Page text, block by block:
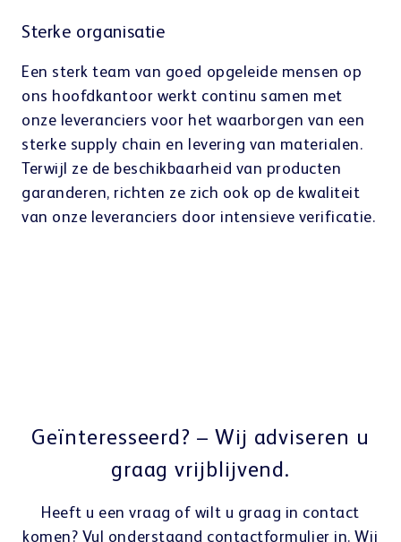
Sterke organisatie
Een sterk team van goed opgeleide mensen op
ons hoofdkantoor werkt continu samen met
onze leveranciers voor het waarborgen van een
sterke supply chain en levering van materialen.
Terwijl ze de beschikbaarheid van producten
garanderen, richten ze zich ook op de kwaliteit
van onze leveranciers door intensieve verificatie.
Een betrouwbare oplossing op elke manier
Onze oplossingen draaien met een gemiddelde
machinebetrouwbaarheid van 99,9% door een
intensief kwaliteitsmanagement. Alle materialen
worden gecontroleerd en getest, bijvoorbeeld de
picking head, voordat ze in de robot worden
geplaatst in speciale teststations in onze
productie. Om ervoor te zorgen dat in het geval
Meer dan 70 patenten wereldwijd
Het ontwikkelen van innovaties voor de patiënt
en onze klanten is wat ons dag na dag drijft.
Onze ontwikkelaars werken onvermoeibaar aan
innovatieve producten om de nieuwe
uitdagingen in de gezondheidszorg en andere
sectoren het hoofd te bieden.
Geïnteresseerd? – Wij adviseren u
graag vrijblijvend.
Heeft u een vraag of wilt u graag in contact
komen? Vul onderstaand contactformulier in. Wij